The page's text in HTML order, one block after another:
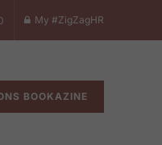
My #ZigZagHR
BOOKAZINE